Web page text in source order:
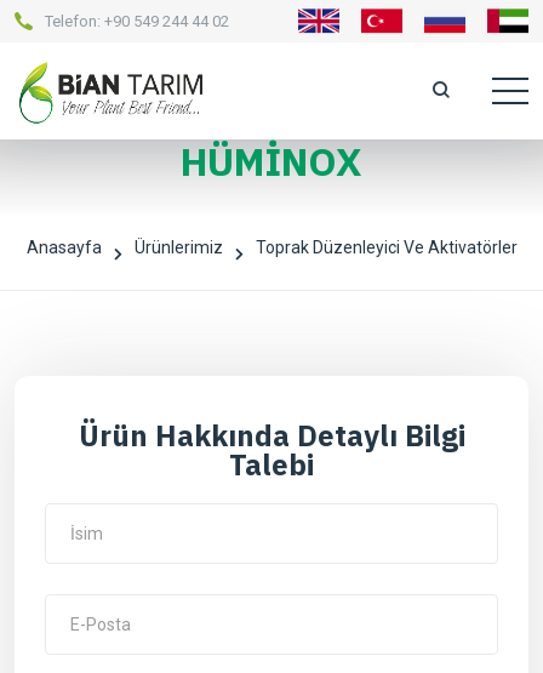
Telefon: +90 549 244 44 02
HÜMİNOX
Anasayfa Ürünlerimiz Toprak Düzenleyici Ve Aktivatörler
Ürün Hakkında Detaylı Bilgi
Talebi